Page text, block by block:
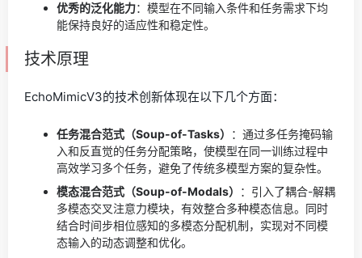
优秀的泛化能力：模型在不同输入条件和任务需求下均
能保持良好的适应性和稳定性。
技术原理
EchoMimicV3的技术创新体现在以下几个方面：
任务混合范式（Soup-of-Tasks）
：通过多任务掩码输
入和反直觉的任务分配策略，使模型在同一训练过程中
高效学习多个任务，避免了传统多模型方案的复杂性。
模态混合范式（Soup-of-Modals）
：引入了耦合-解耦
多模态交叉注意力模块，有效整合多种模态信息。同时
结合时间步相位感知的多模态分配机制，实现对不同模
态输入的动态调整和优化。